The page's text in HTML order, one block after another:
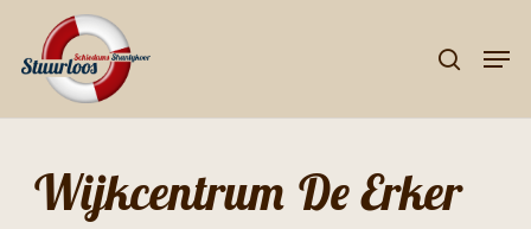
content
search
Wijkcentrum De Erker
Close